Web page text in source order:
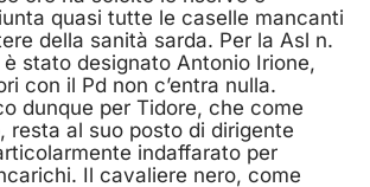
quasi tutte le caselle mancanti
della sanità sarda. Per la Asl n.
è stato designato Antonio Irione,
con il Pd non c’entra nulla.
dunque per Tidore, che come
resta al suo posto di dirigente
indaffarato per
Il cavaliere nero, come